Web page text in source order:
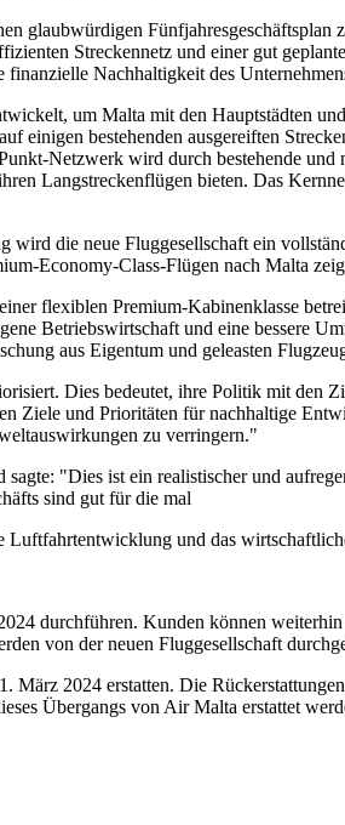
glaubwürdigen
Streckennetz und einer gut
Nachhaltigkeit des
um Malta mit den Hauptstädten
einigen bestehenden ausgereiften
Netzwerk wird durch bestehende und
Langstreckenflügen bieten. Das
die neue Fluggesellschaft ein
Economy-Class-Flügen nach Malta
flexiblen Premium-Kabinenklasse
Betriebswirtschaft und eine bessere
aus Eigentum und geleasten
Dies bedeutet, ihre Politik mit den
Ziele und Prioritäten für nachhaltige
zu verringern."
"Dies ist ein realistischer und
sind gut für die mal
Luftfahrtentwicklung und das
durchführen. Kunden können
von der neuen Fluggesellschaft
März 2024 erstatten. Die
Übergangs von Air Malta erstattet